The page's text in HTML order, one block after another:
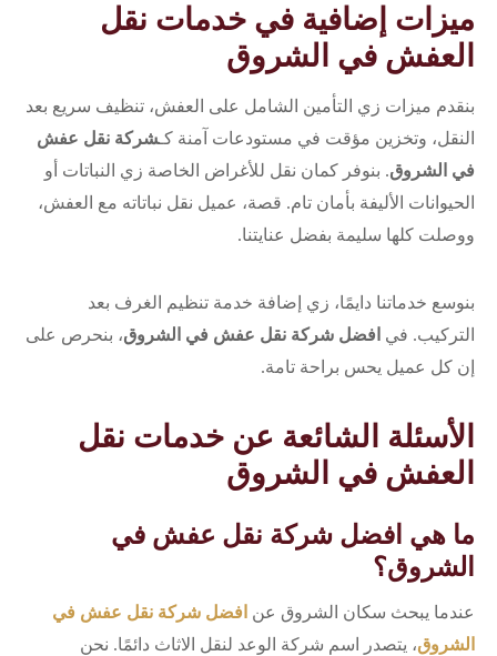
ميزات إضافية في خدمات نقل
العفش في الشروق
بنقدم ميزات زي التأمين الشامل على العفش، تنظيف سريع بعد
النقل، وتخزين مؤقت في مستودعات آمنة كـشركة نقل عفش
في الشروق. بنوفر كمان نقل للأغراض الخاصة زي النباتات أو
الحيوانات الأليفة بأمان تام. قصة، عميل نقل نباتاته مع العفش،
ووصلت كلها سليمة بفضل عنايتنا.
بنوسع خدماتنا دايمًا، زي إضافة خدمة تنظيم الغرف بعد
التركيب. في افضل شركة نقل عفش في الشروق، بنحرص على
إن كل عميل يحس براحة تامة.
الأسئلة الشائعة عن خدمات نقل
العفش في الشروق
ما هي افضل شركة نقل عفش في
الشروق؟
عندما يبحث سكان الشروق عن افضل شركة نقل عفش في
الشروق، يتصدر اسم شركة الوعد لنقل الاثاث دائمًا. نحن